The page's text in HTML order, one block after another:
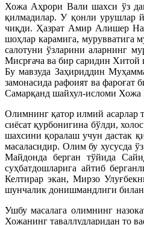
Хожа Аҳрори Вали шахси ўз
қилмадилар. У қонли урушлар
чиқди. Ҳазрат Амир Алишер
шоҳлар карамига, мурувватига
салотуни ўзларини аларнинг
Мисрғача ва бир саридин Хитой
Бу мавзуда Заҳириддин
замонасида рафоият ва фароғат
Самарқанд шайхул-исломи Хожа
Олимнинг қатор илмий асарлар
сиёсат қурбонигина бўлди,
шахсини қоралаш учун дастак
масаласидир. Олим бу хусусда
Майдонда берган тўйида
суҳбатдошларига айтиб
Келтирар экан, Мирзо
шунчалик донишмандлиги билан
Ушбу масалага олимнинг
Хожанинг таваллудларидан то